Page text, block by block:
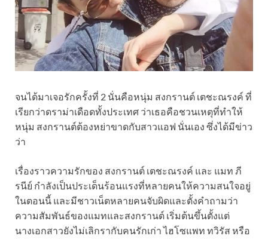
จนได้มาเจอรักครั้งที่ 2 นั่นคือหนุ่ม สงกรานต์ เตชะณรงค์ ที่
เรียกว่าดราม่าเดือดทั้งประเทศ ว่าเธอคือชวนเหตุที่ทำให้
หนุ่ม สงกรานต์ต้องหย่าขาดกับสาวแอฟ นั่นเอง ซึ่งได้มีข่าว
ว่า
เรื่องราวความรักของ สงกรานต์ เตชะณรงค์ และ แมท ภี
รนีย์ กำลังเป็นประเด็นร้อนแรงที่หลายคนให้ความสนใจอยู่
ในตอนนี้ และมีชาวเน็ตหลายคนจับผิดและตั้งคำถามว่า
ความสัมพันธ์ของแมทและสงกรานต์ เริ่มต้นขึ้นตั้งแต่
นางเอกสาวยังไม่เลิกรากับคนรักเก่า ไฮโซแพท ทวิรัส หรือ